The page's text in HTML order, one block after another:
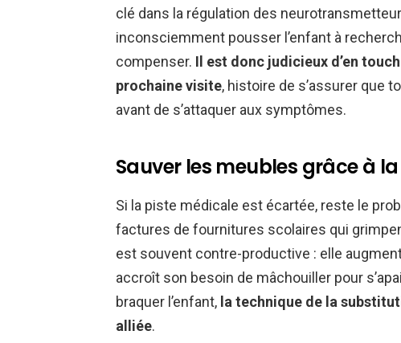
clé dans la régulation des
inconsciemment pousser l’enfant à
compenser. Il est donc judicieux d’en
prochaine visite, histoire de s’assurer que
avant de s’attaquer aux symptômes.
Sauver les meubles grâce à
Si la piste médicale est écartée, reste le
factures de fournitures scolaires qui
est souvent contre-productive : elle
accroît son besoin de mâchouiller pour
braquer l’enfant, la technique de la
alliée.